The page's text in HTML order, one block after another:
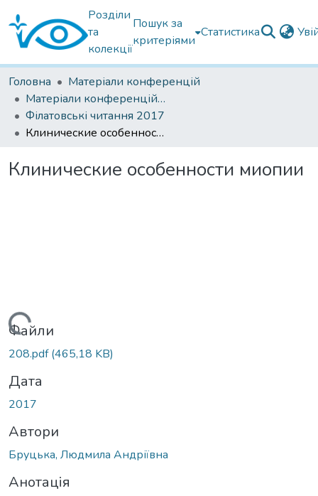
Розділи
та
колекції
Пошук за
критеріями
Статистика
Головна
Матеріали конференцій
Матеріали конференцій Інституту Філатова
Філатовські читання 2017
Клинические особенности миопии
Клинические особенности миопии
Файли
208.pdf(465,18 KB)
Дата
2017
Автори
Бруцька, Людмила Андріївна
Анотація